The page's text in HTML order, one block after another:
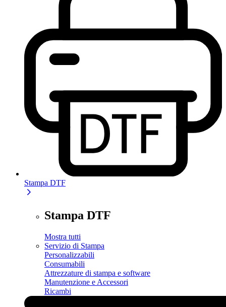
Stampa DTF
Stampa DTF
Mostra tutti
Servizio di Stampa
Personalizzabili
Consumabili
Attrezzature di stampa e software
Manutenzione e Accessori
Ricambi